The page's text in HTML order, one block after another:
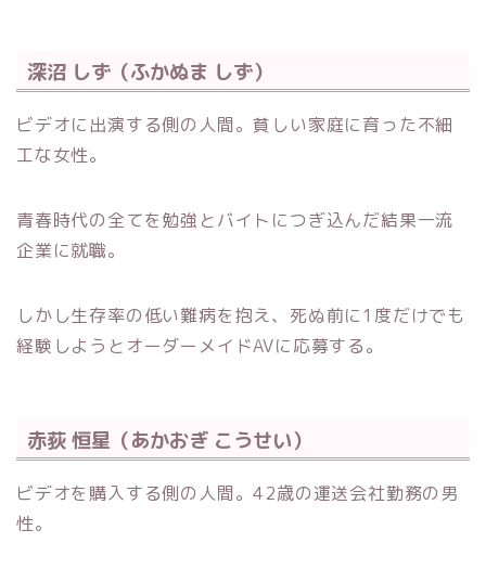
深沼 しず（ふかぬま しず）
ビデオに出演する側の人間。貧しい家庭に育った不細
工な女性。
青春時代の全てを勉強とバイトにつぎ込んだ結果一流
企業に就職。
しかし生存率の低い難病を抱え、死ぬ前に1度だけでも
経験しようとオーダーメイドAVに応募する。
赤荻 恒星（あかおぎ こうせい）
ビデオを購入する側の人間。42歳の運送会社勤務の男
性。